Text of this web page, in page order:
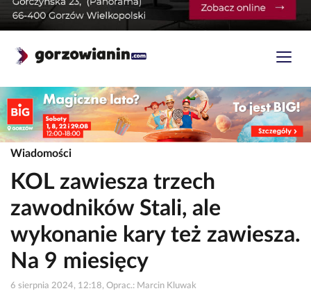
Wiadomości
KOL zawiesza trzech
zawodników Stali, ale
wykonanie kary też zawiesza.
Na 9 miesięcy
6 sierpnia 2024, 12:18, Oprac.: Marcin Kluwak